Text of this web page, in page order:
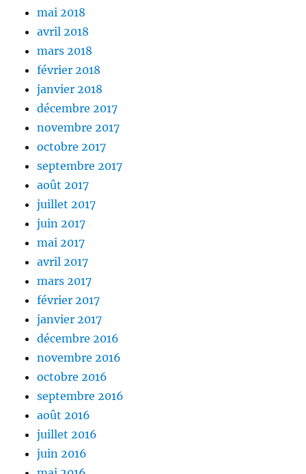
mai 2018
avril 2018
mars 2018
février 2018
janvier 2018
décembre 2017
novembre 2017
octobre 2017
septembre 2017
août 2017
juillet 2017
juin 2017
mai 2017
avril 2017
mars 2017
février 2017
janvier 2017
décembre 2016
novembre 2016
octobre 2016
septembre 2016
août 2016
juillet 2016
juin 2016